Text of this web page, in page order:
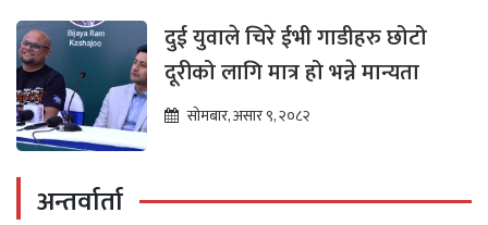
दुई युवाले चिरे ईभी गाडीहरु छोटो
दूरीको लागि मात्र हो भन्ने मान्यता
सोमबार, असार ९, २०८२
अन्तर्वार्ता